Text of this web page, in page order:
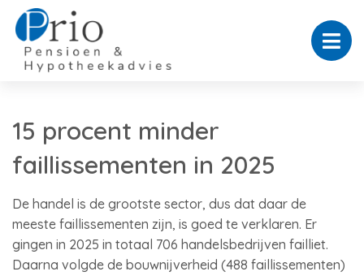
15 procent minder
faillissementen in 2025
De handel is de grootste sector, dus dat daar de
meeste faillissementen zijn, is goed te verklaren. Er
gingen in 2025 in totaal 706 handelsbedrijven failliet.
Daarna volgde de bouwnijverheid (488 faillissementen)